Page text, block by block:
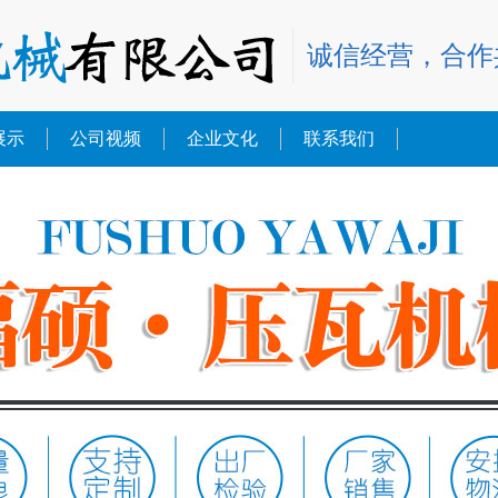
诚信经营，合
示 公司视频 企业文化 联系我们